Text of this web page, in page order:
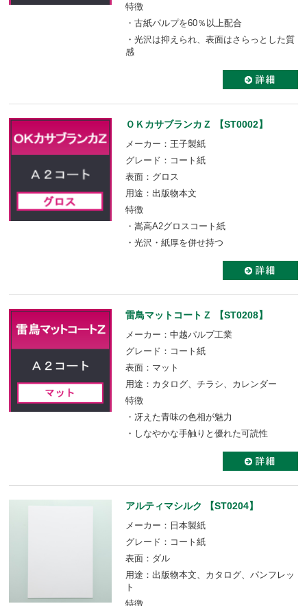
特徴
・古紙パルプを60％以上配合
・光沢は抑えられ、表面はさらっとした質
感
ＯＫカサブランカＺ 【ST0002】
メーカー：王子製紙
グレード：コート紙
表面：グロス
用途：出版物本文
特徴
・嵩高A2グロスコート紙
・光沢・紙厚を併せ持つ
雷鳥マットコートＺ 【ST0208】
メーカー：中越パルプ工業
グレード：コート紙
表面：マット
用途：カタログ、チラシ、カレンダー
特徴
・冴えた青味の色相が魅力
・しなやかな手触りと優れた可読性
アルティマシルク 【ST0204】
メーカー：日本製紙
グレード：コート紙
表面：ダル
用途：出版物本文、カタログ、パンフレッ
ト
特徴